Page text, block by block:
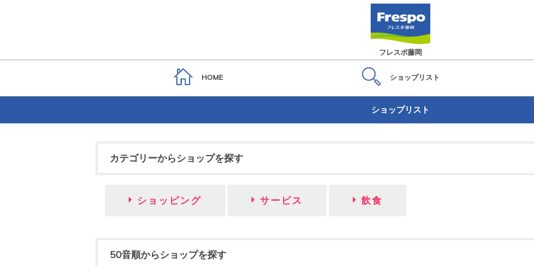
フレスポ藤岡
HOME ショップリスト
ショップリスト
カテゴリーからショップを探す
ショッピング サービス 飲食
50音順からショップを探す